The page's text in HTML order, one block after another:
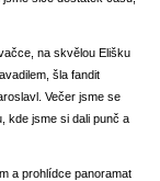
na skvělou Elišku
šla fandit
Večer jsme se
kde jsme si dali punč a
a prohlídce panoramat